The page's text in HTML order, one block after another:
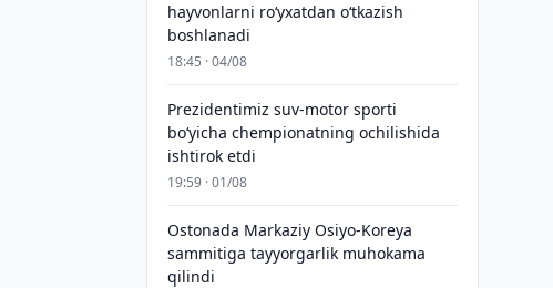
hayvonlarni ro‘yxatdan o‘tkazish
boshlanadi
18:45 · 04/08
Prezidentimiz suv-motor sporti
bo‘yicha chempionatning ochilishida
ishtirok etdi
19:59 · 01/08
Ostonada Markaziy Osiyo-Koreya
sammitiga tayyorgarlik muhokama
qilindi